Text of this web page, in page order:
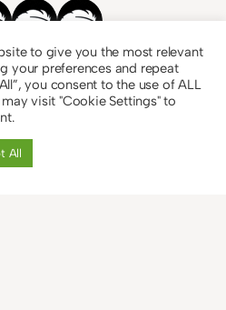
, Ursula Poznanski
to give you the most relevant
your preferences and repeat
you consent to the use of ALL
visit "Cookie Settings" to
All